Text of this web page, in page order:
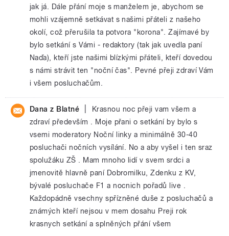
jak já. Dále přání moje s manželem je, abychom se
mohli vzájemně setkávat s našimi přáteli z našeho
okolí, což přerušila ta potvora "korona". Zajímavé by
bylo setkání s Vámi - redaktory (tak jak uvedla paní
Naďa), kteří jste našimi blízkými přáteli, kteří dovedou
s námi strávit ten "noční čas". Pevné přeji zdraví Vám
i všem posluchačům.
Dana z Blatné
Krasnou noc přeji vam všem a
zdraví především . Moje přani o setkání by bylo s
vsemi moderatory Noční linky a minimálně 30-40
posluchači nočních vysílání. No a aby vyšel i ten sraz
spolužáku ZŠ . Mam mnoho lidí v svem srdci a
jmenovitě hlavně paní Dobromilku, Zdenku z KV,
bývalé posluchače F1 a nocnich pořadů live .
Každopádně vsechny spřízněné duše z posluchačů a
známých kteří nejsou v mem dosahu Preji rok
krasnych setkání a splněných přání všem